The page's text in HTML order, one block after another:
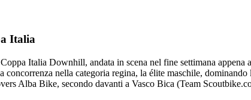
Italia
Italia Downhill, andata in scena nel fine settimana
nella categoria regina, la élite maschile,
Alba Bike, secondo davanti a Vasco Bica (Team